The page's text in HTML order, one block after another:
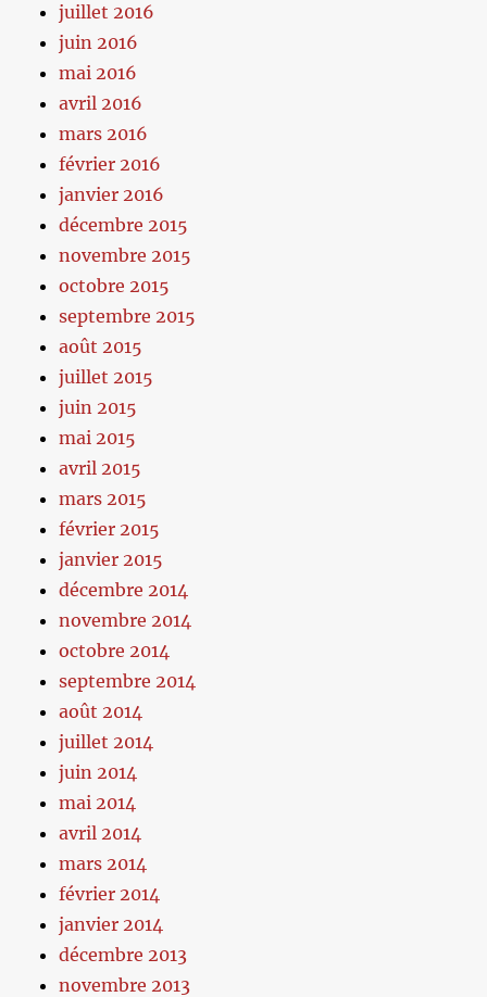
juillet 2016
juin 2016
mai 2016
avril 2016
mars 2016
février 2016
janvier 2016
décembre 2015
novembre 2015
octobre 2015
septembre 2015
août 2015
juillet 2015
juin 2015
mai 2015
avril 2015
mars 2015
février 2015
janvier 2015
décembre 2014
novembre 2014
octobre 2014
septembre 2014
août 2014
juillet 2014
juin 2014
mai 2014
avril 2014
mars 2014
février 2014
janvier 2014
décembre 2013
novembre 2013